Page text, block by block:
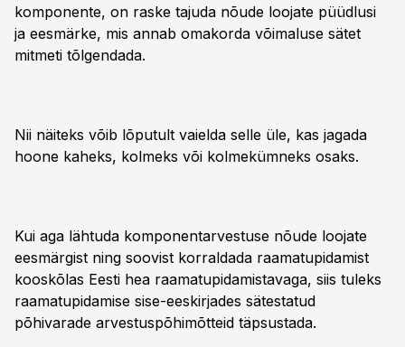
komponente, on raske tajuda nõude loojate püüdlusi
ja eesmärke, mis annab omakorda võimaluse sätet
mitmeti tõlgendada.
Nii näiteks võib lõputult vaielda selle üle, kas jagada
hoone kaheks, kolmeks või kolmekümneks osaks.
Kui aga lähtuda komponentarvestuse nõude loojate
eesmärgist ning soovist korraldada raamatupidamist
kooskõlas Eesti hea raamatupidamistavaga, siis tuleks
raamatupidamise sise-eeskirjades sätestatud
põhivarade arvestuspõhimõtteid täpsustada.